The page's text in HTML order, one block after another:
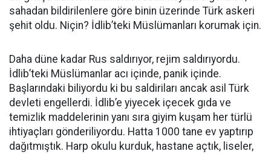
sahadan bildirilenlere göre binin üzerinde Türk askeri
şehit oldu. Niçin? İdlib’teki Müslümanları korumak için.
Daha düne kadar Rus saldırıyor, rejim saldırıyordu.
İdlib’teki Müslümanlar acı içinde, panik içinde.
Başlarındaki biliyordu ki bu saldiriları ancak asil Türk
devleti engellerdi. İdlib’e yiyecek içecek gıda ve
temizlik maddelerinin yanı sıra giyim kuşam her türlü
ihtiyaçları gönderiliyordu. Hatta 1000 tane ev yaptırıp
dağıtmıştık. Harp okulu kurduk, hastane açtık, liseler,